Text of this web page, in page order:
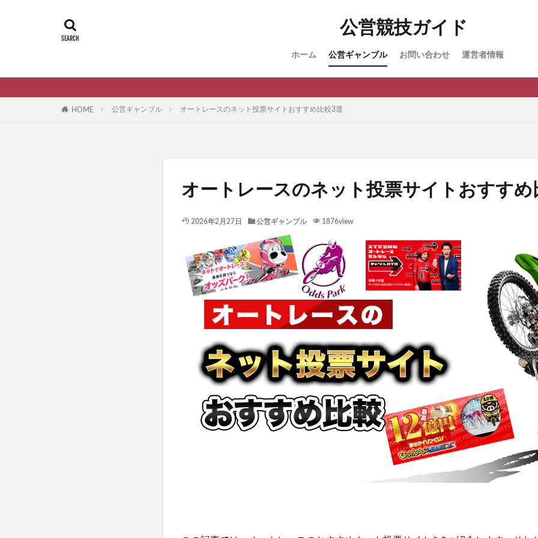
公営競技ガイド
ホーム 公営ギャンブル お問い合わせ 運営者情報
HOME 公営ギャンブル オートレースのネット投票サイトおすすめ比較3選
オートレースのネット投票サイトおすすめ
2026年2月27日 公営ギャンブル 1876view